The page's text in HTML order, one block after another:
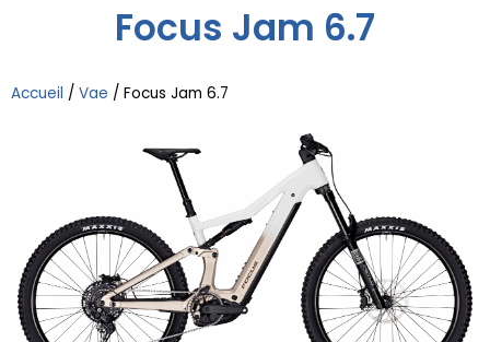
Focus Jam 6.7
Accueil / Vae / Focus Jam 6.7